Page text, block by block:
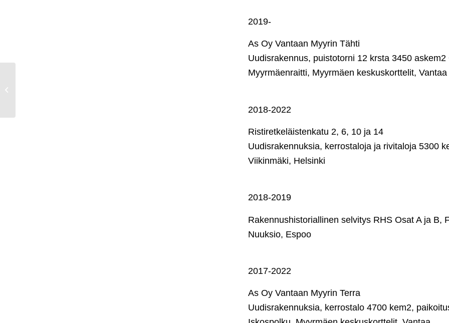
2019-
As Oy Vantaan Myyrin Tähti
Uudisrakennus, puistotorni 12 krsta 3450
Myyrmäenraitti, Myyrmäen keskuskorttelit, Vantaa
2018-2022
Ristiretkeläistenkatu 2, 6, 10 ja 14
Uudisrakennuksia, kerrostaloja ja rivitaloja 5300
Viikinmäki, Helsinki
2018-2019
Rakennushistoriallinen selvitys RHS Osat A ja B,
Nuuksio, Espoo
2017-2022
As Oy Vantaan Myyrin Terra
Uudisrakennuksia, kerrostalo 4700 kem2,